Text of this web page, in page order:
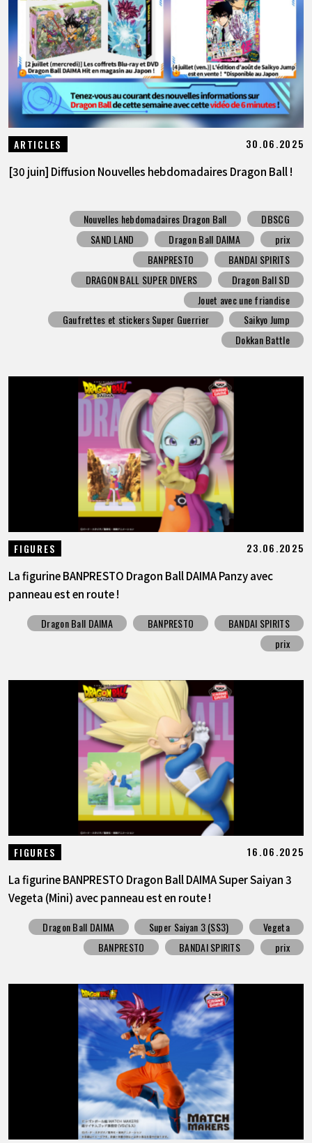
ARTICLES 30.06.2025
[30 juin] Diffusion Nouvelles hebdomadaires Dragon Ball !
Nouvelles hebdomadaires Dragon Ball
DBSCG
SAND LAND
Dragon Ball DAIMA
prix
BANPRESTO
BANDAI SPIRITS
DRAGON BALL SUPER DIVERS
Dragon Ball SD
Jouet avec une friandise
Gaufrettes et stickers Super Guerrier
Saikyo Jump
Dokkan Battle
FIGURES 23.06.2025
La figurine BANPRESTO Dragon Ball DAIMA Panzy avec
panneau est en route !
Dragon Ball DAIMA BANPRESTO
BANDAI SPIRITS
prix
FIGURES 16.06.2025
La figurine BANPRESTO Dragon Ball DAIMA Super Saiyan 3
Vegeta (Mini) avec panneau est en route !
Dragon Ball DAIMA Super Saiyan 3 (SS3)
Vegeta
BANPRESTO
BANDAI SPIRITS prix